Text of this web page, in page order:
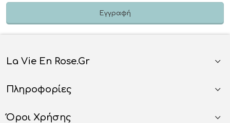
La Vie En Rose.gr
Πληροφορίες
Όροι Χρήσης